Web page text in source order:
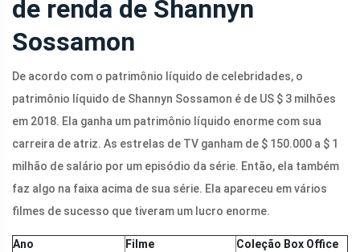
de renda de Shannyn
Sossamon
De acordo com o patrimônio líquido de celebridades, o
patrimônio líquido de Shannyn Sossamon é de US $ 3 milhões
em 2018. Ela ganha um patrimônio líquido enorme com sua
carreira de atriz. As estrelas de TV ganham de $ 150.000 a $ 1
milhão de salário por um episódio da série. Então, ela também
faz algo na faixa acima de sua série. Ela apareceu em vários
filmes de sucesso que tiveram um lucro enorme.
Ano Filme
Coleção Box Office